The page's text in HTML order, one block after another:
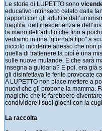
Le storie di LUPETTO sono
educativo intrinseco celato dalla
rapporti con gli adulti e
fragilità, dell’inesperienza e
la mano dell’adulto che fino a
vediamo in una “giornata tipo” a
piccolo incidente adesso che non
quella di trattenere la pipì è una
sulle nuove mutande. E che sarà
insegna a guidarla? E poi, era già
gli disinfettava le ferite provocate
A LUPETTO non piace mettere a
nuovi che gli propone la mamma.
magiche che lo farebbero
condividere i suoi giochi con la
La raccolta